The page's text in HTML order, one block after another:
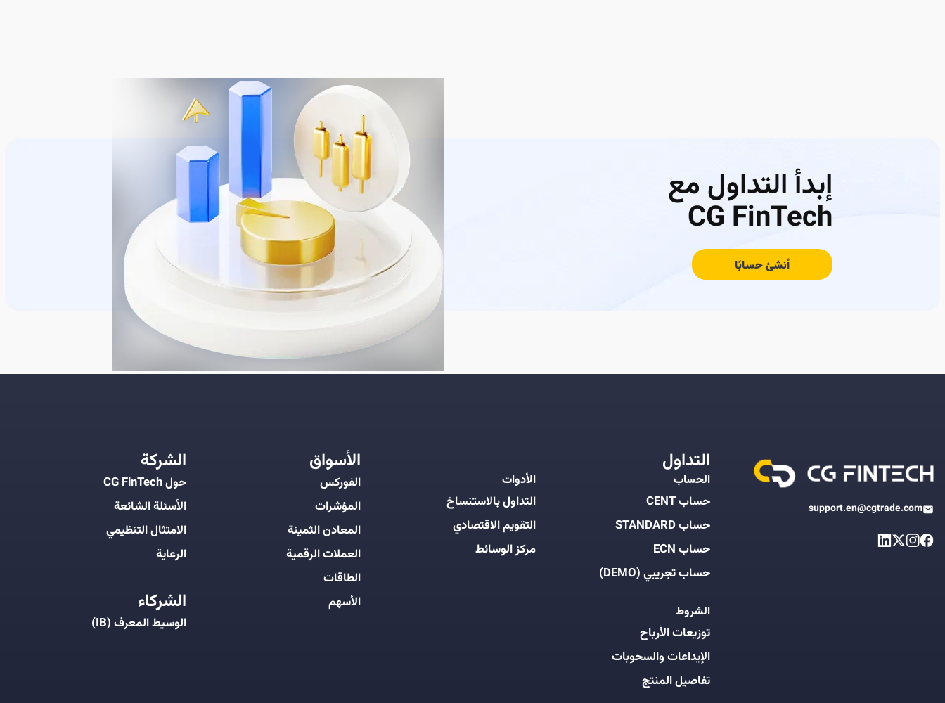
إبدأ التداول مع
CG FinTech
أنشئ حسابًا
support.en@cgtrade.com
التداول
الحساب
حساب CENT
حساب STANDARD
حساب ECN
حساب تجريبي (DEMO)
الشروط
توزيعات الأرباح
الإيداعات والسحوبات
تفاصيل المنتج
الأدوات
التداول بالاستنساخ
التقويم الاقتصادي
مركز الوسائط
الأسواق
الفوركس
المؤشرات
المعادن الثمينة
العملات الرقمية
الطاقات
الأسهم
الشركة
حول CG FinTech
الأسئلة الشائعة
الامتثال التنظيمي
الرعاية
الشركاء
الوسيط المعرف (IB)